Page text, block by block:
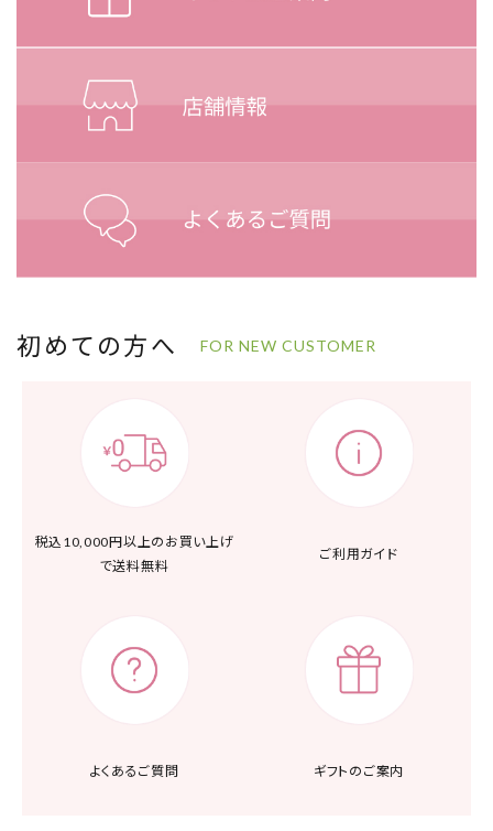
初めての方へ FOR NEW CUSTOMER
税込10,000円以上の お買い上げ
で送料無料
ご利用ガイド
よくあるご質問 ギフトのご案内